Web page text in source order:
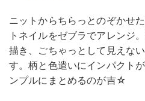
ニットからちらっとのぞかせ
トネイルをゼブラでアレンジ
描き、ごちゃっとして見えな
す。柄と色遣いにインパクト
ンプルにまとめるのが吉☆